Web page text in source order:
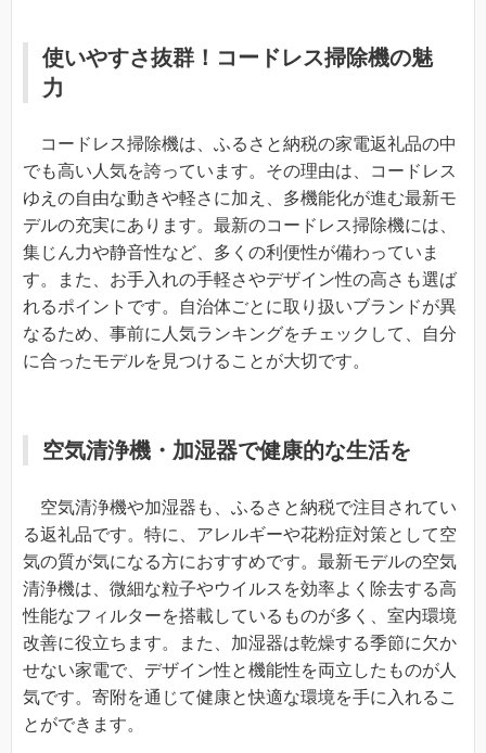
使いやすさ抜群！コードレス掃除機の魅
力
コードレス掃除機は、ふるさと納税の家電返礼品の中
でも高い人気を誇っています。その理由は、コードレス
ゆえの自由な動きや軽さに加え、多機能化が進む最新モ
デルの充実にあります。最新のコードレス掃除機には、
集じん力や静音性など、多くの利便性が備わっていま
す。また、お手入れの手軽さやデザイン性の高さも選ば
れるポイントです。自治体ごとに取り扱いブランドが異
なるため、事前に人気ランキングをチェックして、自分
に合ったモデルを見つけることが大切です。
空気清浄機・加湿器で健康的な生活を
空気清浄機や加湿器も、ふるさと納税で注目されてい
る返礼品です。特に、アレルギーや花粉症対策として空
気の質が気になる方におすすめです。最新モデルの空気
清浄機は、微細な粒子やウイルスを効率よく除去する高
性能なフィルターを搭載しているものが多く、室内環境
改善に役立ちます。また、加湿器は乾燥する季節に欠か
せない家電で、デザイン性と機能性を両立したものが人
気です。寄附を通じて健康と快適な環境を手に入れるこ
とができます。